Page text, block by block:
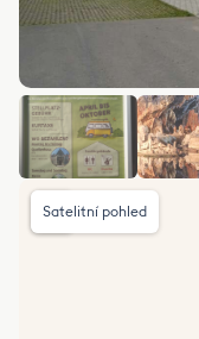
Satelitní pohled